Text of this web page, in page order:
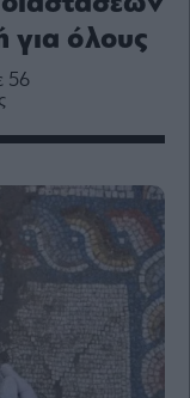
για όλους
56